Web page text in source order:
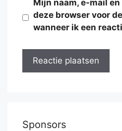
Mijn naam, e-mail
deze browser voor
wanneer ik een
Sponsors